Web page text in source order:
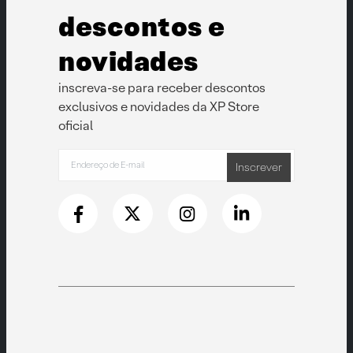
descontos e
novidades
inscreva-se para receber descontos
exclusivos e novidades da XP Store
oficial
Inscrever